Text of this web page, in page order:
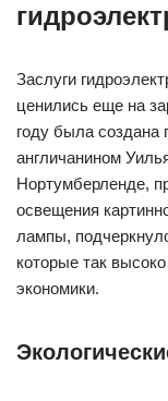
Заслуги
ценились еще на
году была создана
англичанином
Нортумберленде,
освещения
лампы,
которые так
экономики.